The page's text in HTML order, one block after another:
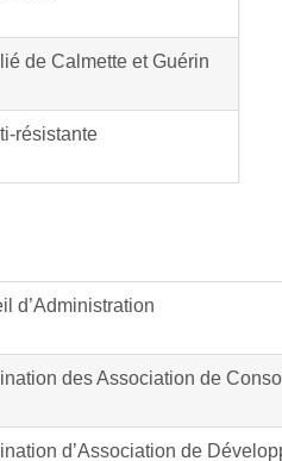
de Calmette et Guérin
résistante
d’Administration
des Association de
d’Association de